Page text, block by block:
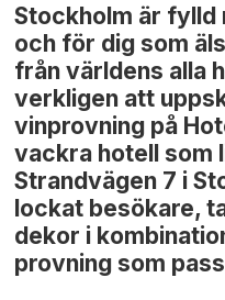
Stockholm är fylld
och för dig som
från världens alla
verkligen att
vinprovning på
vackra hotell som
Strandvägen 7 i
lockat besökare,
dekor i
provning som